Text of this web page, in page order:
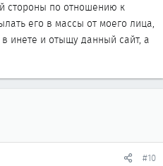
стороны по отношению к
его в массы от моего лица,
инете и отыщу данный сайт, а
#10